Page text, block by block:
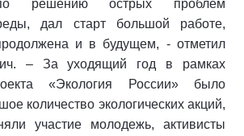
по решению острых проблем
дал старт большой работе,
и в будущем, - отметил
– За уходящий год в рамках
«Экология России» было
количество экологических акций,
участие молодежь, активисты